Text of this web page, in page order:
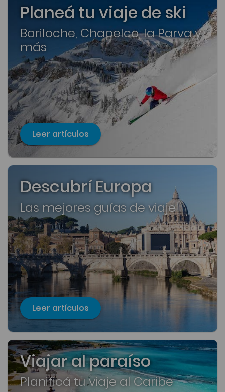
Planeá tu viaje de ski
Bariloche, Chapelco, la Parva y
más
Leer artículos
Descubrí Europa
Las mejores guías de viaje
Leer artículos
Viajar al paraíso
Planificá tu viaje al Caribe